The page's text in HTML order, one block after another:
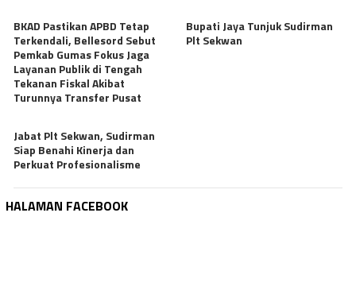
BKAD Pastikan APBD Tetap
Terkendali, Bellesord Sebut
Pemkab Gumas Fokus Jaga
Layanan Publik di Tengah
Tekanan Fiskal Akibat
Turunnya Transfer Pusat
Bupati Jaya Tunjuk Sudirman
Plt Sekwan
Jabat Plt Sekwan, Sudirman
Siap Benahi Kinerja dan
Perkuat Profesionalisme
HALAMAN FACEBOOK